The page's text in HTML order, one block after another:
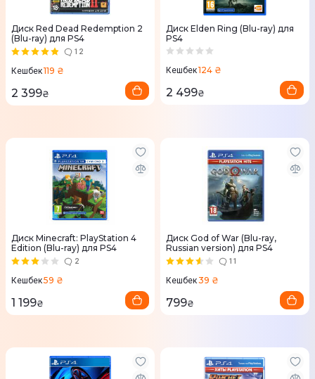
Диск Red Dead Redemption 2
(Blu-ray) для PS4
12
Кешбек119 ₴
2 399₴
Диск Elden Ring (Blu-ray) для
PS4
Кешбек124 ₴
2 499₴
Диск Minecraft: PlayStation 4
Edition (Blu-ray) для PS4
2
Кешбек59 ₴
1 199₴
Диск God of War (Blu-ray,
Russian version) для PS4
11
Кешбек39 ₴
799₴